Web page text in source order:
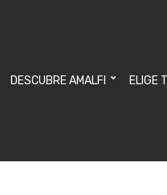
DESCUBRE AMALFI ELIGE